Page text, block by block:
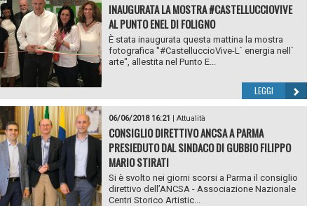
INAUGURATA LA MOSTRA #CASTELLUCCIOVIVE
AL PUNTO ENEL DI FOLIGNO
È stata inaugurata questa mattina la mostra
fotografica "#CastelluccioVive-L` energia nell`
arte", allestita nel Punto E...
LEGGI
06/06/2018 16:21 | Attualità
CONSIGLIO DIRETTIVO ANCSA A PARMA
PRESIEDUTO DAL SINDACO DI GUBBIO FILIPPO
MARIO STIRATI
Si è svolto nei giorni scorsi a Parma il consiglio
direttivo dell’ANCSA - Associazione Nazionale
Centri Storico Artistic...